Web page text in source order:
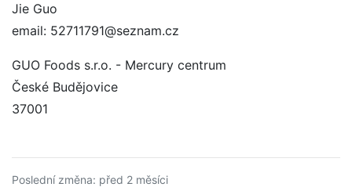
Jie Guo
email: 52711791@seznam.cz
GUO Foods s.r.o. - Mercury centrum
České Budějovice
37001
Poslední změna: před 2 měsíci